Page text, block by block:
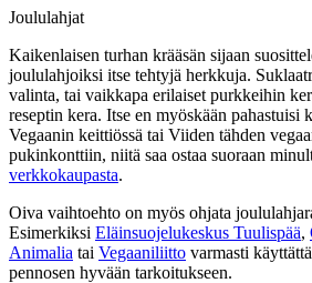
Joululahjat
Kaikenlaisen turhan krääsän sijaan
joululahjoiksi itse tehtyjä herkkuja.
valinta, tai vaikkapa erilaiset purkkeihin
reseptin kera. Itse en myöskään pahastuisi
Vegaanin keittiössä tai Viiden tähden
pukinkonttiin, niitä saa ostaa suoraan
verkkokaupasta.
Oiva vaihtoehto on myös ohjata
Esimerkiksi Eläinsuojelukeskus Tuulispää,
Animalia tai Vegaaniliitto varmasti
pennosen hyvään tarkoitukseen.